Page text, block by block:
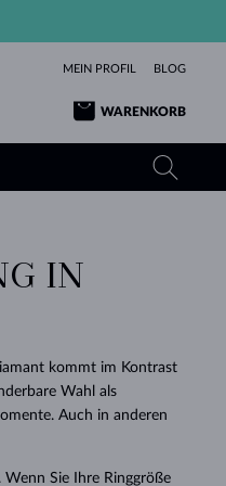
MEIN PROFIL BLOG
WARENKORB
IN
kommt im Kontrast
Wahl als
Auch in anderen
Sie Ihre Ringgröße